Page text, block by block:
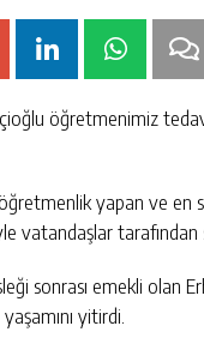
öğretmenimiz
yapan ve en
vatandaşlar tarafından
sonrası emekli olan
yitirdi.